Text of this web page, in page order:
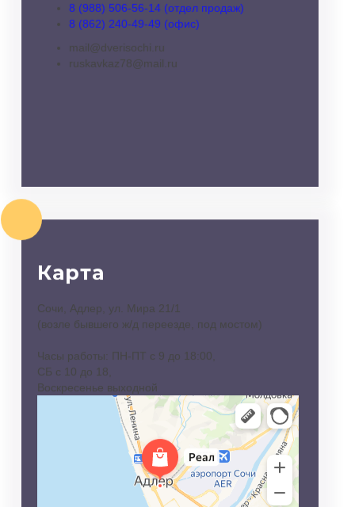
8 (988) 506-56-14 (отдел продаж)
8 (862) 240-49-49 (офис)
mail@dverisochi.ru
ruskavkaz78@mail.ru
Карта
Сочи, Адлер, ул. Мира 21/1
(возле бывшего ж/д переезде, под мостом)
Часы работы: ПН-ПТ с 9 до 18:00,
СБ с 10 до 18,
Воскресенье выходной